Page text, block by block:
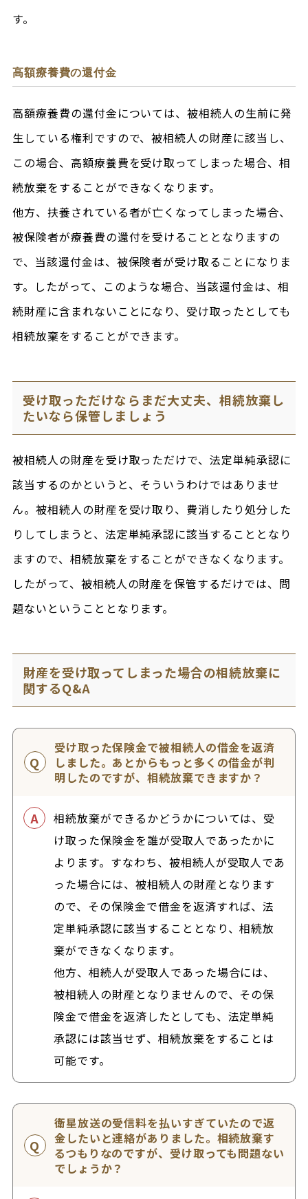
す。
高額療養費の還付金
高額療養費の還付金については、被相続人の生前に発
生している権利ですので、被相続人の財産に該当し、
この場合、高額療養費を受け取ってしまった場合、相
続放棄をすることができなくなります。
他方、扶養されている者が亡くなってしまった場合、
被保険者が療養費の還付を受けることとなりますの
で、当該還付金は、被保険者が受け取ることになりま
す。したがって、このような場合、当該還付金は、相
続財産に含まれないことになり、受け取ったとしても
相続放棄をすることができます。
受け取っただけならまだ大丈夫、相続放棄し
たいなら保管しましょう
被相続人の財産を受け取っただけで、法定単純承認に
該当するのかというと、そういうわけではありませ
ん。被相続人の財産を受け取り、費消したり処分した
りしてしまうと、法定単純承認に該当することとなり
ますので、相続放棄をすることができなくなります。
したがって、被相続人の財産を保管するだけでは、問
題ないということとなります。
財産を受け取ってしまった場合の相続放棄に
関するQ&A
受け取った保険金で被相続人の借金を返済
しました。あとからもっと多くの借金が判
明したのですが、相続放棄できますか？
相続放棄ができるかどうかについては、受
け取った保険金を誰が受取人であったかに
よります。すなわち、被相続人が受取人であ
った場合には、被相続人の財産となります
ので、その保険金で借金を返済すれば、法
定単純承認に該当することとなり、相続放
棄ができなくなります。
他方、相続人が受取人であった場合には、
被相続人の財産となりませんので、その保
険金で借金を返済したとしても、法定単純
承認には該当せず、相続放棄をすることは
可能です。
衛星放送の受信料を払いすぎていたので返
金したいと連絡がありました。相続放棄す
るつもりなのですが、受け取っても問題ない
でしょうか？